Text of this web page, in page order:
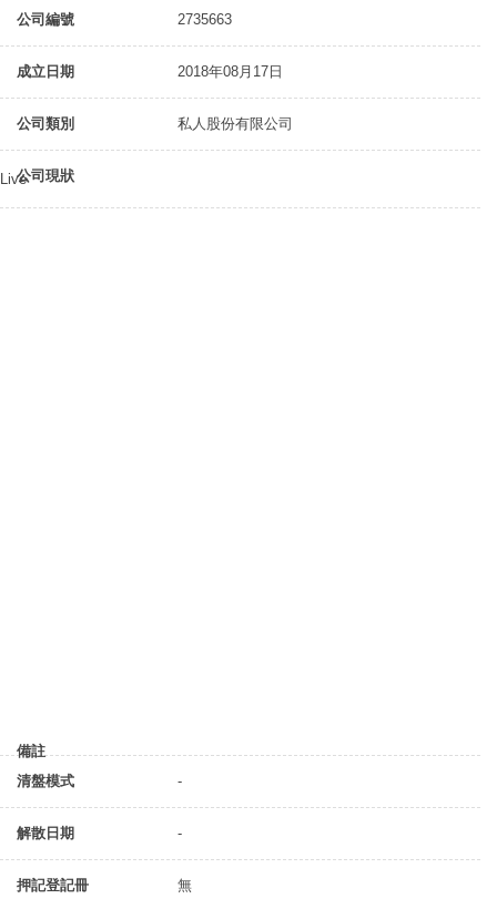
公司編號 2735663
成立日期 2018年08月17日
公司類別 私人股份有限公司
公司現狀
Live
備註
清盤模式
-
解散日期 -
押記登記冊 無